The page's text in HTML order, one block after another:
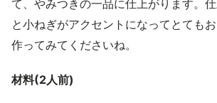
て、やみつきの一品に仕上がります。
と小ねぎがアクセントになってとても
作ってみてくださいね。
材料(2人前)